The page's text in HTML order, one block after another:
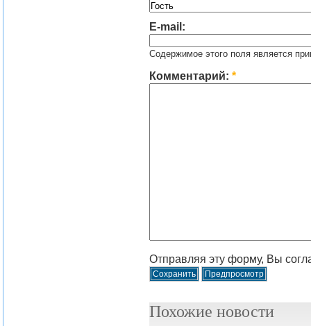
E-mail:
Содержимое этого поля является
Комментарий: *
Отправляя эту форму, Вы
Похожие новости